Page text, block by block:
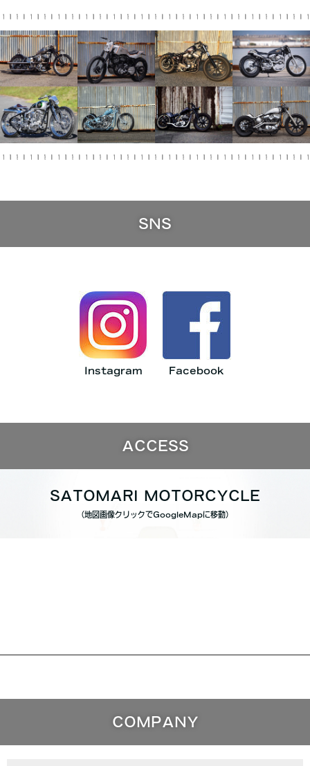
SNS
Instagram Facebook
ACCESS
SATOMARI MOTORCYCLE
（地図画像クリックでGoogleMapに移動）
COMPANY